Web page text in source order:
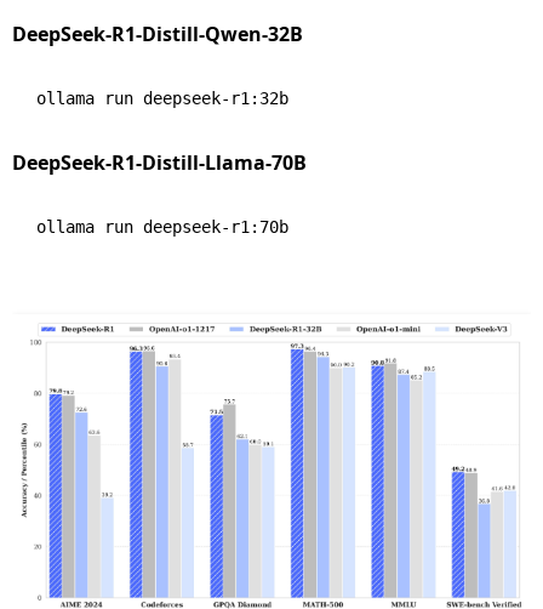
DeepSeek-R1-Distill-Qwen-32B
DeepSeek-R1-Distill-Llama-70B